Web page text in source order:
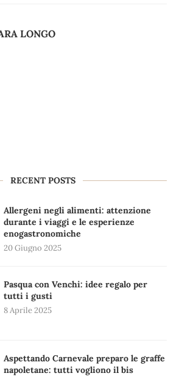
LONGO
RECENT POSTS
Allergeni negli alimenti: attenzione
durante i viaggi e le esperienze
enogastronomiche
20 Giugno 2025
Pasqua con Venchi: idee regalo per
tutti i gusti
8 Aprile 2025
Aspettando Carnevale preparo le graffe
napoletane: tutti vogliono il bis